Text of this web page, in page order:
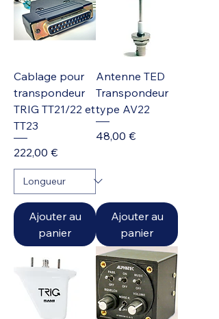
Cablage pour
transpondeur
TRIG TT21/22 et
TT23
Prix
222,00 €
Ajouter au
panier
Antenne TED
Transpondeur
type AV22
Prix
48,00 €
Ajouter au
panier